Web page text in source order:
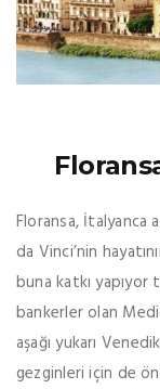
Floransa, İtalyanca
da Vinci’nin
buna katkı
bankerler olan
aşağı yukarı
gezginleri için de